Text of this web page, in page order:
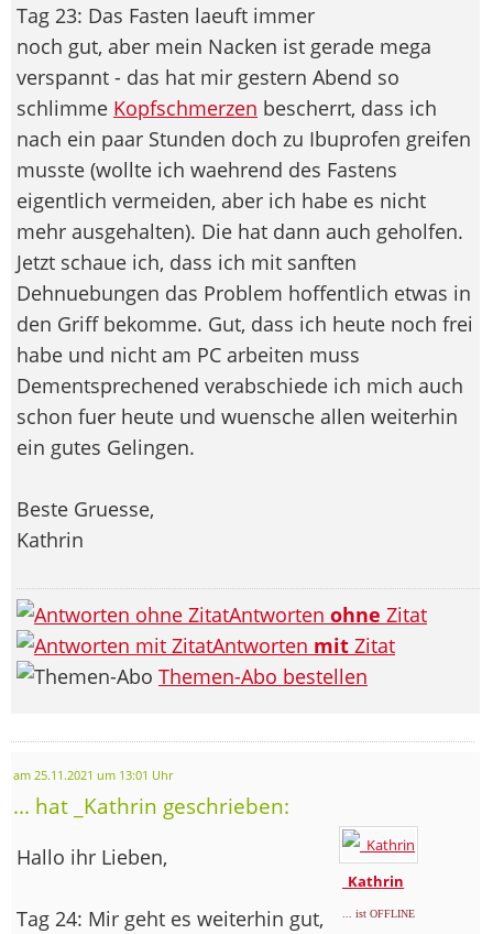
Tag 23: Das Fasten laeuft immer
noch gut, aber mein Nacken ist gerade mega
verspannt - das hat mir gestern Abend so
schlimme Kopfschmerzen bescherrt, dass ich
nach ein paar Stunden doch zu Ibuprofen greifen
musste (wollte ich waehrend des Fastens
eigentlich vermeiden, aber ich habe es nicht
mehr ausgehalten). Die hat dann auch geholfen.
Jetzt schaue ich, dass ich mit sanften
Dehnuebungen das Problem hoffentlich etwas in
den Griff bekomme. Gut, dass ich heute noch frei
habe und nicht am PC arbeiten muss
Dementsprechened verabschiede ich mich auch
schon fuer heute und wuensche allen weiterhin
ein gutes Gelingen.
Beste Gruesse,
Kathrin
Antworten ohne Zitat
Antworten mit Zitat
Themen-Abo bestellen
am 25.11.2021 um 13:01 Uhr
... hat _Kathrin geschrieben:
_Kathrin
... ist OFFLINE
Hallo ihr Lieben,
Tag 24: Mir geht es weiterhin gut,